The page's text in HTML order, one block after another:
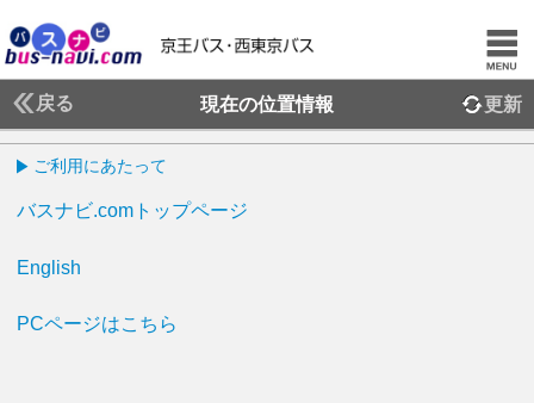
戻る 現在の位置情報 更新
ご利用にあたって
バスナビ.comトップページ
English
PCページはこちら